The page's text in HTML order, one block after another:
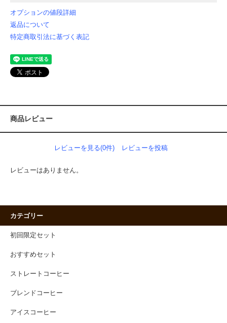
オプションの値段詳細
返品について
特定商取引法に基づく表記
商品レビュー
レビューを見る(0件) レビューを投稿
レビューはありません。
カテゴリー
初回限定セット
おすすめセット
ストレートコーヒー
ブレンドコーヒー
アイスコーヒー